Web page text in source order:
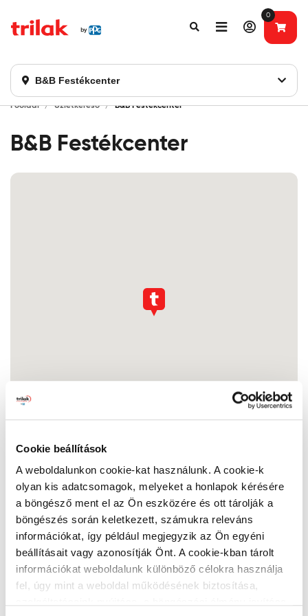
Cookie beállítások
A weboldalunkon cookie-kat használunk. A cookie-k
olyan kis adatcsomagok, melyeket a honlapok kérésére
a böngésző ment el az Ön eszközére és ott tárolják a
böngészés során keletkezett, számukra releváns
információkat, így például megjegyzik az Ön egyéni
beállításait vagy azonosítják Önt. A cookie-kban tárolt
információkat weboldalunk különböző célokra használja
fel, úgy mint a weboldal működésének biztosítása,
B&B Festékcenter
0
Fontos tájékoztatás!
Főoldal Üzletkereső B&B Festékcenter
B&B Festékcenter
B&B Festékcenter
6100 Kiskunfélegyháza, Izsáki út 10.
Nyitvatartás:
Hétfő:
07:00 - 17:00
Kedd:
07:00 - 17:00
Szerda:
07:00 - 17:00
Csütörtök: 07:00 - 17:00
Péntek:
07:00 - 17:00